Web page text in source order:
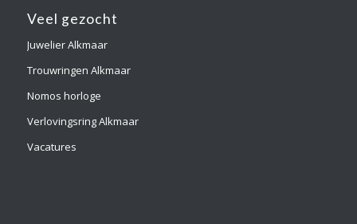
Veel gezocht
Juwelier Alkmaar
Trouwringen Alkmaar
Nomos horloge
Verlovingsring Alkmaar
Vacatures